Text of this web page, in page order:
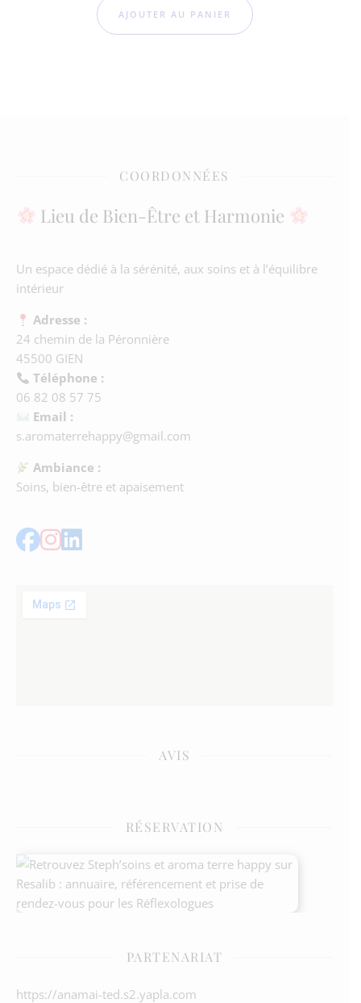
AJOUTER AU PANIER
COORDONNÉES
Lieu de Bien-Être et Harmonie
Un espace dédié à la sérénité, aux soins et à l’équilibre
intérieur
Adresse :
24 chemin de la Péronnière
45500 GIEN
Téléphone :
06 82 08 57 75
Email :
s.aromaterrehappy@gmail.com
Ambiance :
Soins, bien-être et apaisement
AVIS
RÉSERVATION
PARTENARIAT
https://anamai-ted.s2.yapla.com